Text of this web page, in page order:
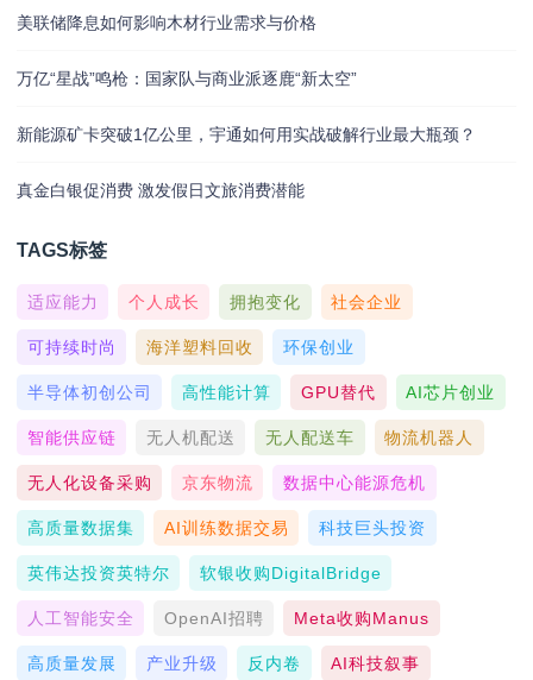
美联储降息如何影响木材行业需求与价格
万亿“星战”鸣枪：国家队与商业派逐鹿“新太空”
新能源矿卡突破1亿公里，宇通如何用实战破解行业最大瓶颈？
真金白银促消费 激发假日文旅消费潜能
TAGS标签
适应能力 个人成长 拥抱变化 社会企业
可持续时尚 海洋塑料回收 环保创业
半导体初创公司 高性能计算 GPU替代 AI芯片创业
智能供应链 无人机配送 无人配送车 物流机器人
无人化设备采购 京东物流 数据中心能源危机
高质量数据集 AI训练数据交易 科技巨头投资
英伟达投资英特尔 软银收购DigitalBridge
人工智能安全 OpenAI招聘 Meta收购Manus
高质量发展 产业升级 反内卷 AI科技叙事